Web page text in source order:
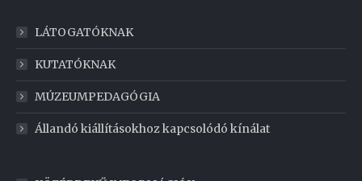
LÁTOGATÓKNAK
KUTATÓKNAK
MÚZEUMPEDAGÓGIA
Állandó kiállításokhoz kapcsolódó kínálat